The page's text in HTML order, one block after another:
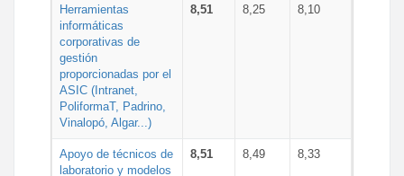
Herramientas
informáticas
corporativas de
gestión
proporcionadas por el
ASIC (Intranet,
PoliformaT, Padrino,
Vinalopó, Algar...)
8,51 8,25 8,10
Apoyo de técnicos de
laboratorio y modelos
8,51 8,49 8,33